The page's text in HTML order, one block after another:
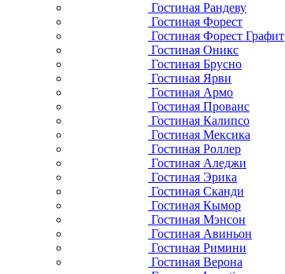
Гостиная Рандеву
Гостиная Форест
Гостиная Форест Графит
Гостиная Оникс
Гостиная Брусно
Гостиная Ярви
Гостиная Армо
Гостиная Прованс
Гостиная Калипсо
Гостиная Мексика
Гостиная Роллер
Гостиная Аледжи
Гостиная Эрика
Гостиная Сканди
Гостиная Кымор
Гостиная Мэнсон
Гостиная Авиньон
Гостиная Римини
Гостиная Верона